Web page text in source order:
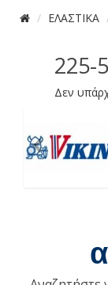
ΕΛΑΣΤΙΚΑ
225-
Δεν